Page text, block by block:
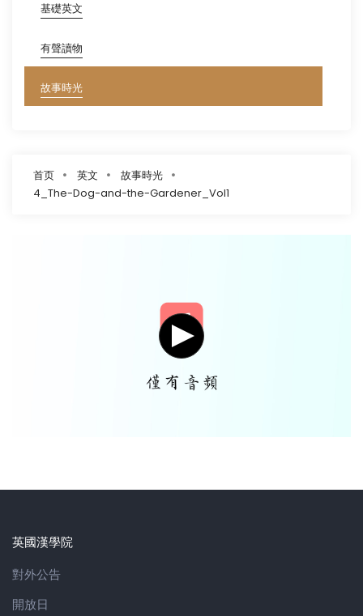
基礎英文
有聲讀物
故事時光
首页 英文
故事時光
4_The-Dog-and-the-Gardener_Vol1
英國漢學院
對外公告
開放日